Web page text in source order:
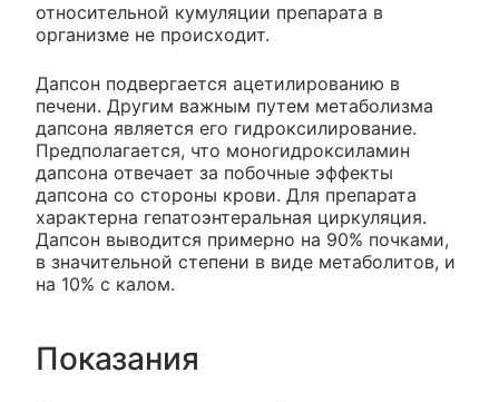
относительной кумуляции препарата в
организме не происходит.
Дапсон подвергается ацетилированию в
печени. Другим важным путем метаболизма
дапсона является его гидроксилирование.
Предполагается, что моногидроксиламин
дапсона отвечает за побочные эффекты
дапсона со стороны крови. Для препарата
характерна гепатоэнтеральная циркуляция.
Дапсон выводится примерно на 90% почками,
в значительной степени в виде метаболитов, и
на 10% с калом.
Показания